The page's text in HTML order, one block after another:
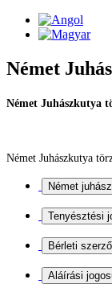
Német
Német Juhászkutya
Német Juhászkutya